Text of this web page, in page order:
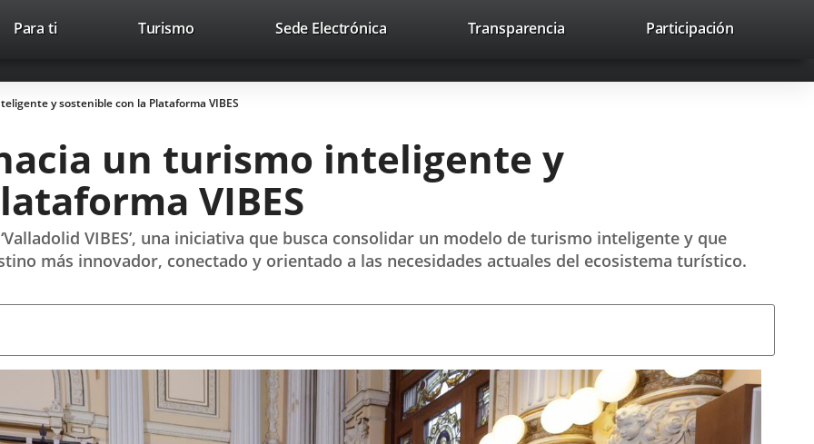
Trabaja con nosotros Contacto avaHeaderSocial
Enlace
una
Enlace
una
Enlace
una
Buscar
Para ti TurismoEste
abrirá
en
ventana
nueva.
Sede ElectrónicaEnlace
aplicación
Transparencia Participación
y sostenible con la Plataforma VIBES
un turismo inteligente y
VIBES
VIBES’, una iniciativa que busca consolidar un modelo de turismo inteligente y que
más innovador, conectado y orientado a las necesidades actuales del ecosistema turístico.